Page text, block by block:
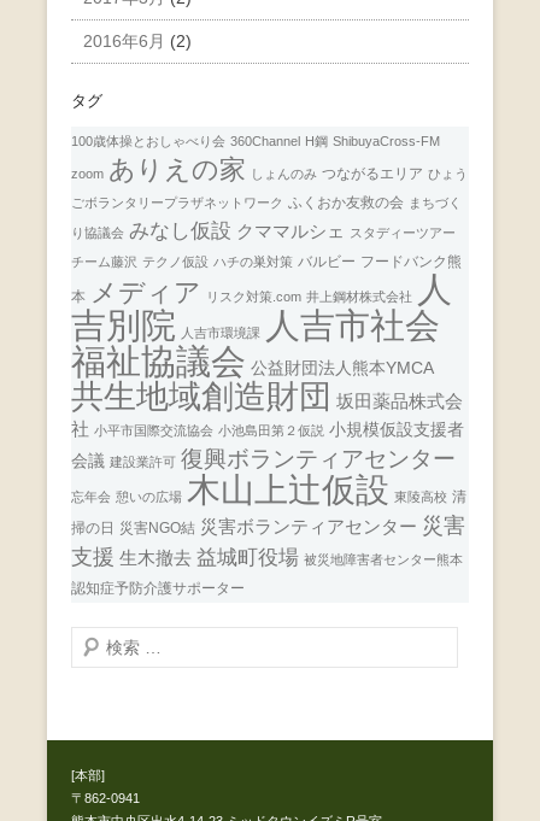
2016年6月 (2)
タグ
100歳体操とおしゃべり会 360Channel H鋼 ShibuyaCross-FM
zoom ありえの家 しょんのみ つながるエリア ひょう
ごボランタリープラザネットワーク ふくおか友救の会 まちづく
り協議会 みなし仮設 クママルシェ
スタディーツアー
チーム藤沢 テクノ仮設 ハチの巣対策 バルビー フードバンク熊
本 メディア リスク対策.com 井上鋼材株式会社
人
吉別院
人吉市環境課
人吉市社会
福祉協議会 公益財団法人熊本YMCA
共生地域創造財団 坂田薬品株式会
社 小平市国際交流協会 小池島田第２仮説 小規模仮設支援者
会議 建設業許可 復興ボランティアセンター
忘年会 憩いの広場 木山上辻仮設 東陵高校 清
掃の日 災害NGO結 災害ボランティアセンター 災害
支援 生木撤去 益城町役場 被災地障害者センター熊本
認知症予防介護サポーター
検
索
[本部]
〒862-0941